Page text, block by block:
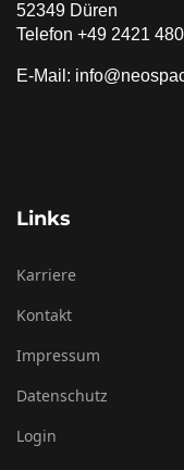
52349 Düren
Telefon +49 2421
E-Mail:
Links
Karriere
Kontakt
Impressum
Datenschutz
Login